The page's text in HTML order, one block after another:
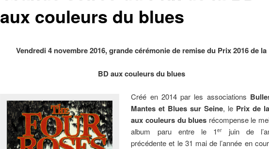
aux couleurs du blues
Vendredi 4 novembre 2016, grande cérémonie de remise du Prix 2016 de la
BD aux couleurs du blues
Créé en 2014 par les associations
Mantes et Blues sur Seine, le Prix de la
aux couleurs du blues récompense le
album paru entre le 1erjuin de
précédente et le 31 mai de l’année en